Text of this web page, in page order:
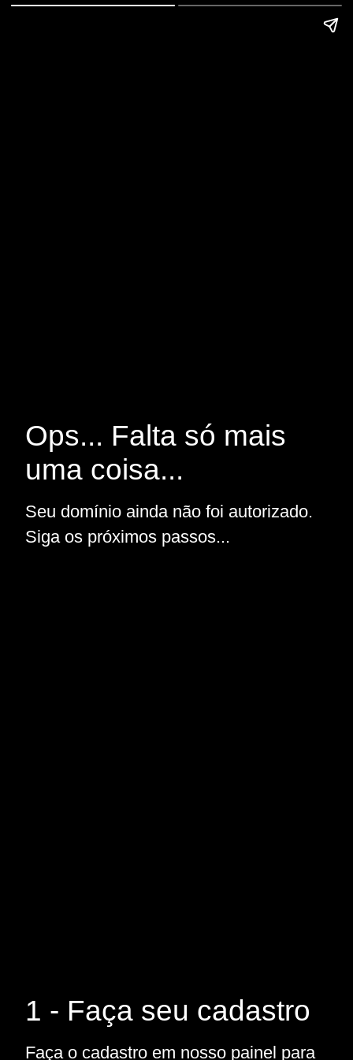
Ops... Falta só mais
uma coisa...
Seu domínio ainda não foi autorizado.
Siga os próximos passos...
1 - Faça seu cadastro
Faça o cadastro em nosso painel para